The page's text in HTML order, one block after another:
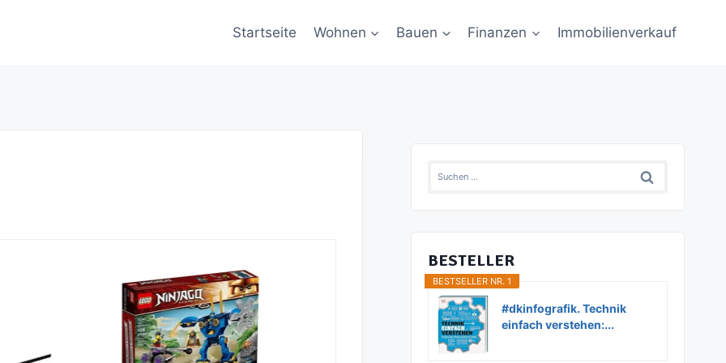
Startseite Wohnen Bauen Finanzen Immobilienverkauf
Suchen
BESTELLER
BESTSELLER NR. 1
#dkinfografik. Technik
einfach verstehen:...